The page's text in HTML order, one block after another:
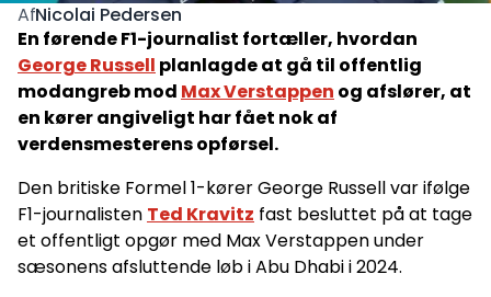
AfNicolai Pedersen
En førende F1-journalist fortæller, hvordan
George Russell planlagde at gå til offentlig
modangreb mod Max Verstappen og afslører, at
en kører angiveligt har fået nok af
verdensmesterens opførsel.
Den britiske Formel 1-kører George Russell var ifølge
F1-journalisten Ted Kravitz fast besluttet på at tage
et offentligt opgør med Max Verstappen under
sæsonens afsluttende løb i Abu Dhabi i 2024.